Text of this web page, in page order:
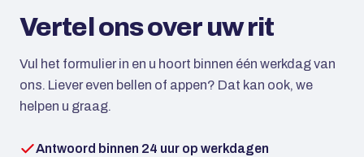
Vertel ons over uw rit
Vul het formulier in en u hoort binnen één werkdag van
ons. Liever even bellen of appen? Dat kan ook, we
helpen u graag.
Antwoord binnen 24 uur op werkdagen